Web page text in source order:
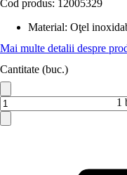
Cod produs: 12005329
Material: Oţel
Mai multe detalii despre
Cantitate (buc.)
1